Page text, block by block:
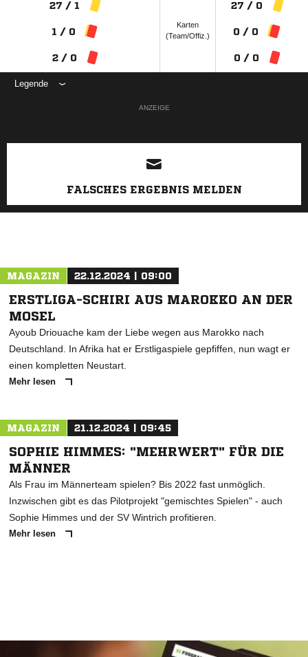
27 / 1
1 / 0
2 / 0
Karten
(Team/Offiz.)
27 / 0
0 / 0
0 / 0
Legende
ANZEIGE
FALSCHES ERGEBNIS MELDEN
MAGAZIN 22.12.2024 | 09:00
ERSTLIGA-SCHIRI AUS MAROKKO AN DER
MOSEL
Ayoub Driouache kam der Liebe wegen aus Marokko nach
Deutschland. In Afrika hat er Erstligaspiele gepfiffen, nun wagt er
einen kompletten Neustart.
Mehr lesen
MAGAZIN 21.12.2024 | 09:45
SOPHIE HIMMES: "MEHRWERT" FÜR DIE
MÄNNER
Als Frau im Männerteam spielen? Bis 2022 fast unmöglich.
Inzwischen gibt es das Pilotprojekt "gemischtes Spielen" - auch
Sophie Himmes und der SV Wintrich profitieren.
Mehr lesen